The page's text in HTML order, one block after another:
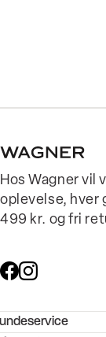
Hos Wagner vil
oplevelse, hver
499 kr. og fri